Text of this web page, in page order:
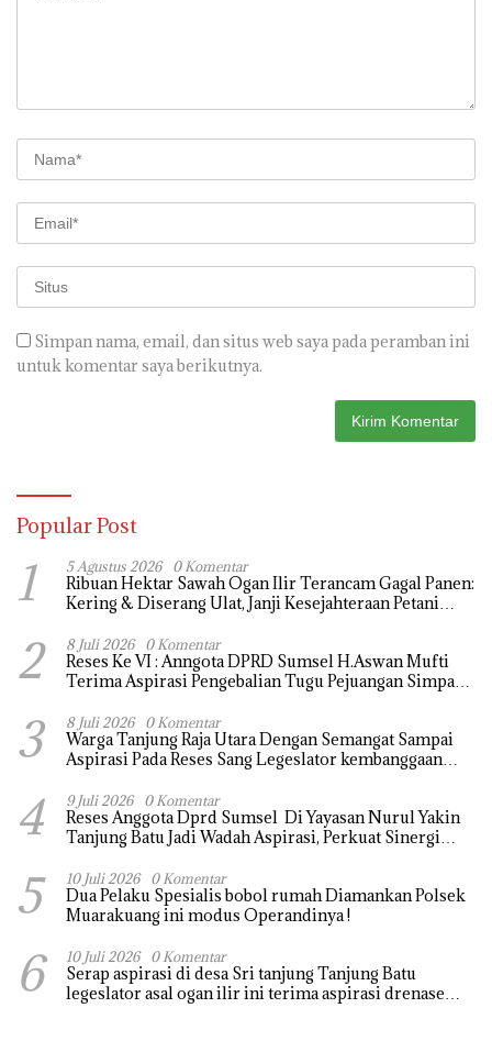
Simpan nama, email, dan situs web saya pada peramban ini
untuk komentar saya berikutnya.
Popular Post
1 5 Agustus 2026 0 Komentar
Ribuan Hektar Sawah Ogan Ilir Terancam Gagal Panen:
Kering & Diserang Ulat, Janji Kesejahteraan Petani
2 8 Juli 2026 0 Komentar
Reses Ke VI : Anngota DPRD Sumsel H.Aswan Mufti
Terima Aspirasi Pengebalian Tugu Pejuangan Simpang
3 8 Juli 2026 0 Komentar
Warga Tanjung Raja Utara Dengan Semangat Sampai
Aspirasi Pada Reses Sang Legeslator kembanggaan
Segera di realisaikan
4 9 Juli 2026 0 Komentar
Reses Anggota Dprd Sumsel Di Yayasan Nurul Yakin
Tanjung Batu Jadi Wadah Aspirasi, Perkuat Sinergi
5 10 Juli 2026 0 Komentar
Dua Pelaku Spesialis bobol rumah Diamankan Polsek
Muarakuang ini modus Operandinya !
6 10 Juli 2026 0 Komentar
Serap aspirasi di desa Sri tanjung Tanjung Batu
legeslator asal ogan ilir ini terima aspirasi drenase